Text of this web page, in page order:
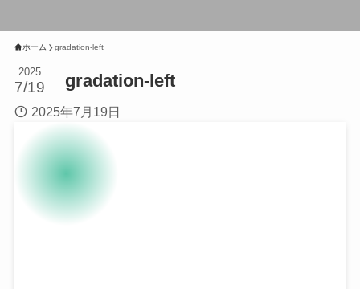
ホーム gradation-left
gradation-left
2025
7/19
2025年7月19日